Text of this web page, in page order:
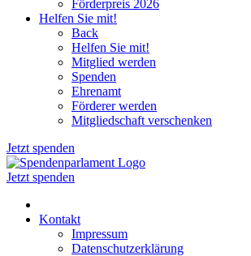
Förderpreis 2026
Helfen Sie mit!
Back
Helfen Sie mit!
Mitglied werden
Spenden
Ehrenamt
Förderer werden
Mitgliedschaft verschenken
Jetzt spenden
Jetzt spenden
Kontakt
Impressum
Datenschutzerklärung